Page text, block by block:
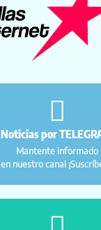
Noticias por
Mantente informado
en nuestro canal